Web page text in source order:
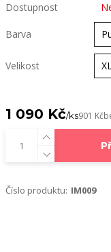
Dostupnost
Barva
Velikost
1 090 Kč/ks901 Kč
Číslo produktu: IM009